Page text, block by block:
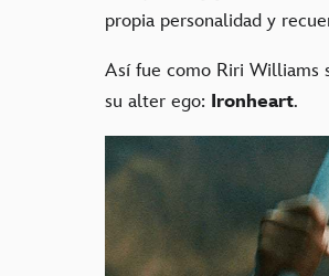
propia personalidad y
Así fue como Riri Williams
su alter ego: Ironheart.